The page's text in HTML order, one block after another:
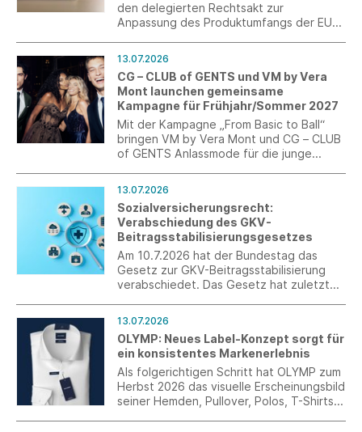
den delegierten Rechtsakt zur
Anpassung des Produktumfangs der EU-
werden insbesondere der
Anwendungsbereich präzisiert und
bürokratische Belastungen für
Unternehmen reduziert.
13.07.2026
CG – CLUB of GENTS und VM by Vera
Mont launchen gemeinsame
Kampagne für Frühjahr/Sommer 2027
Mit der Kampagne „From Basic to Ball“
bringen VM by Vera Mont und CG – CLUB
of GENTS Anlassmode für die junge
perfekt abgestimmte Couple-Outfits.
13.07.2026
Sozialversicherungsrecht:
Verabschiedung des GKV-
Beitragsstabilisierungsgesetzes
Am 10.7.2026 hat der Bundestag das
Gesetz zur GKV-Beitragsstabilisierung
verabschiedet. Das Gesetz hat zuletzt
Bundesrat beraten und verabschiedet.
13.07.2026
OLYMP: Neues Label-Konzept sorgt für
ein konsistentes Markenerlebnis
Als folgerichtigen Schritt hat OLYMP zum
Herbst 2026 das visuelle Erscheinungsbild
seiner Hemden, Pullover, Polos, T-Shirts